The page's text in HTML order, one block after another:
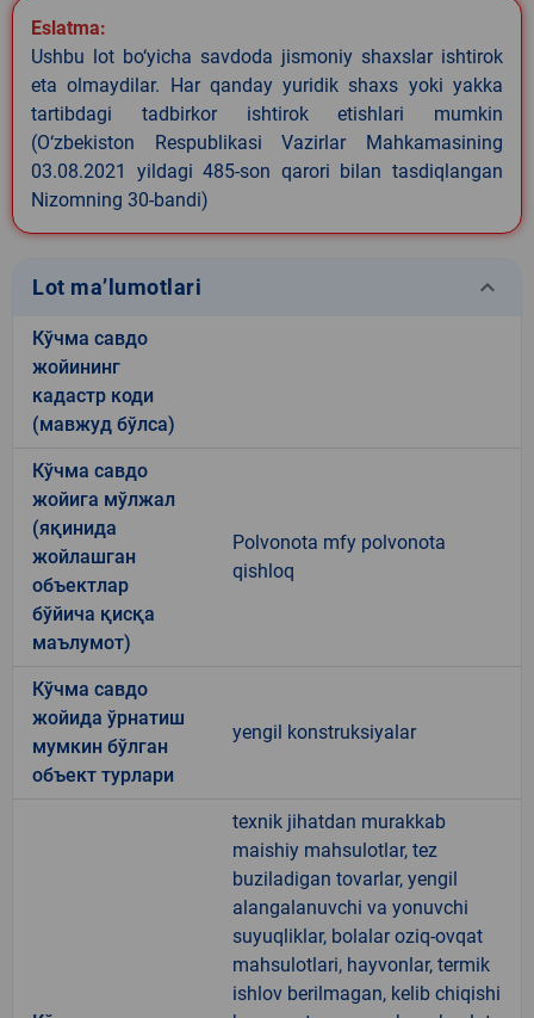
Eslatma:
Ushbu lot bo‘yicha savdoda jismoniy shaxslar ishtirok
eta olmaydilar. Har qanday yuridik shaxs yoki yakka
tartibdagi tadbirkor ishtirok etishlari mumkin
(O‘zbekiston Respublikasi Vazirlar Mahkamasining
03.08.2021 yildagi 485-son qarori bilan tasdiqlangan
Nizomning 30-bandi)
Lot ma’lumotlari keyboard_arrow_down
Кўчма савдо
жойининг
кадастр коди
(мавжуд бўлса)
Кўчма савдо
жойига мўлжал
(яқинида
жойлашган
объектлар
бўйича қисқа
маълумот)
Polvonota mfy polvonota
qishloq
Кўчма савдо
жойида ўрнатиш
мумкин бўлган
объект турлари
yengil konstruksiyalar
texnik jihatdan murakkab
maishiy mahsulotlar, tez
buziladigan tovarlar, yengil
alangalanuvchi va yonuvchi
suyuqliklar, bolalar oziq-ovqat
mahsulotlari, hayvonlar, termik
ishlov berilmagan, kelib chiqishi